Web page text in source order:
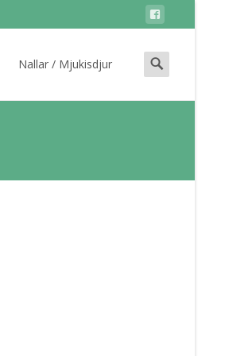
Nallar / Mjukisdjur
Search
for: